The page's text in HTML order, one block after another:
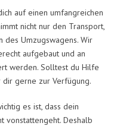
auf einen umfangreichen
nicht nur den Transport,
des Umzugswagens. Wir
aufgebaut und an
werden. Solltest du Hilfe
gerne zur Verfügung.
es ist, dass dein
vonstattengeht. Deshalb